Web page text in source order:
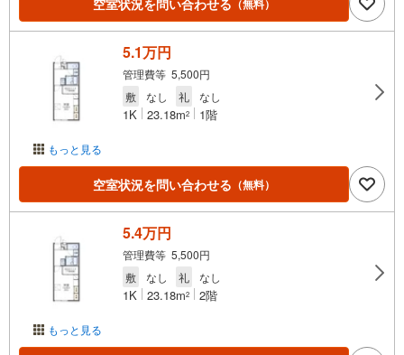
空室状況を問い合わせる
もっと見る
5.1万円
管理費等 5,500円
敷
なし 礼 なし
1K 23.18m2 1階
空室状況を問い合わせる （無料）
もっと見る
5.4万円
管理費等 5,500円
敷
なし 礼 なし
1K 23.18m2 2階